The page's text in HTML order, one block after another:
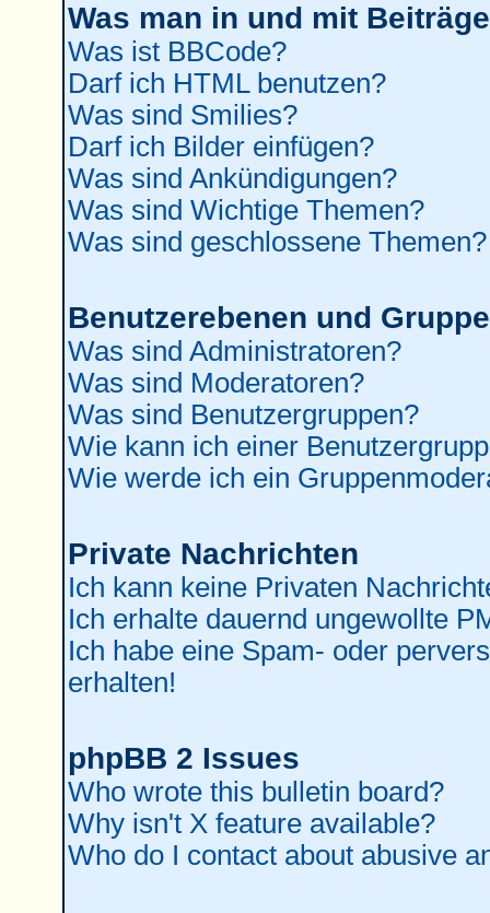
Was man in und mit
Was ist BBCode?
Darf ich HTML benutzen?
Was sind Smilies?
Darf ich Bilder einfügen?
Was sind Ankündigungen?
Was sind Wichtige Themen?
Was sind geschlossene Themen?
Benutzerebenen und
Was sind Administratoren?
Was sind Moderatoren?
Was sind Benutzergruppen?
Wie kann ich einer
Wie werde ich ein
Private Nachrichten
Ich kann keine Privaten
Ich erhalte dauernd ungewollte
Ich habe eine Spam- oder
erhalten!
phpBB 2 Issues
Who wrote this bulletin board?
Why isn't X feature available?
Who do I contact about abusive